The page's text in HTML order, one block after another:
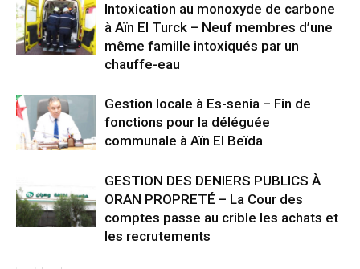
Intoxication au monoxyde de carbone
à Aïn El Turck – Neuf membres d’une
même famille intoxiqués par un
chauffe-eau
Gestion locale à Es-senia – Fin de
fonctions pour la déléguée
communale à Aïn El Beïda
GESTION DES DENIERS PUBLICS À
ORAN PROPRETÉ – La Cour des
comptes passe au crible les achats et
les recrutements